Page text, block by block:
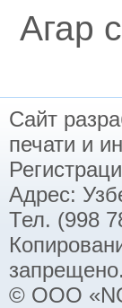
Агар
Сайт
печати и
Адрес:
Тел. (998
запрещено.
© ООО